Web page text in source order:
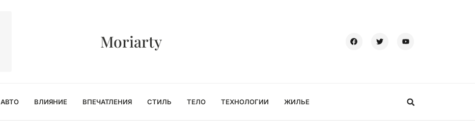
Moriarty
АВТО ВЛИЯНИЕ ВПЕЧАТЛЕНИЯ СТИЛЬ ТЕЛО ТЕХНОЛОГИИ ЖИЛЬЕ